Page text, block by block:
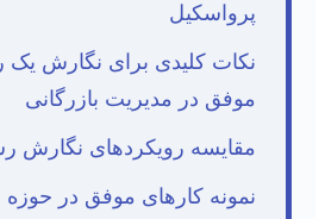
پرواسکیل
نکات کلیدی برای نگارش یک
موفق در مدیریت بازرگانی
مقایسه رویکردهای نگارش
نمونه کارهای موفق در